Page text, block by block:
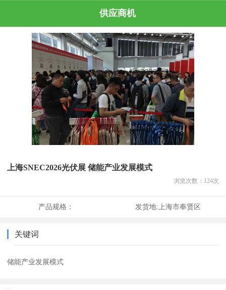
供应商机
上海SNEC2026光伏展 储能产业发展模式
浏览次数： 124次
产品规格： 发货地:上海市奉贤区
关键词
储能产业发展模式